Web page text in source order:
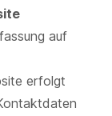
auf
erfolgt